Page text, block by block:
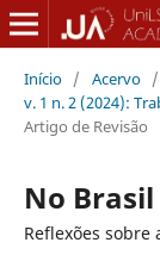
Início / Acervo /
v. 1 n. 2 (2024):
Artigo de Revisão
No
Reflexões